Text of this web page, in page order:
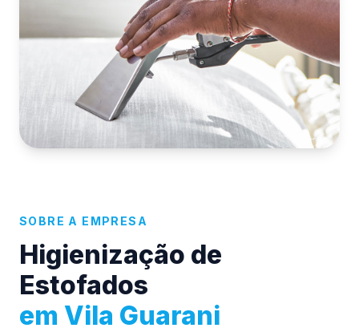
SOBRE A EMPRESA
Higienização de
Estofados
em Vila Guarani